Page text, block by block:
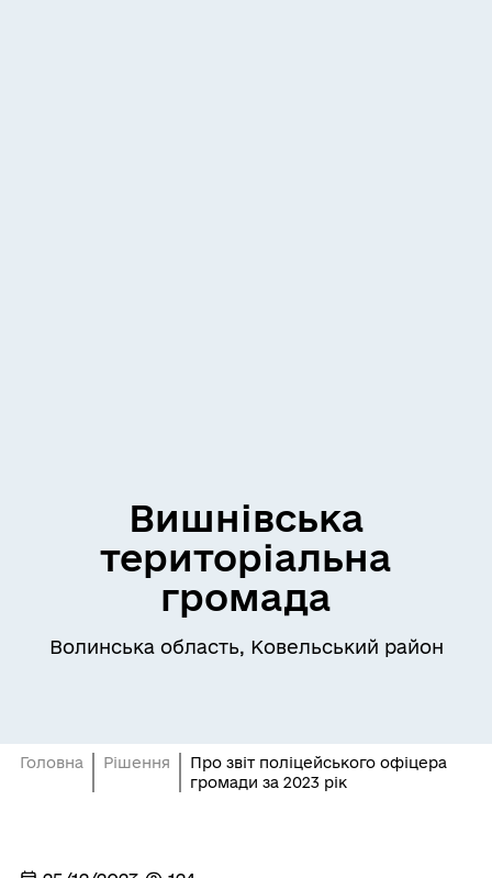
Вишнівська
територіальна
громада
Волинська область, Ковельський район
Головна Рішення
Про звіт поліцейського офіцера
громади за 2023 рік